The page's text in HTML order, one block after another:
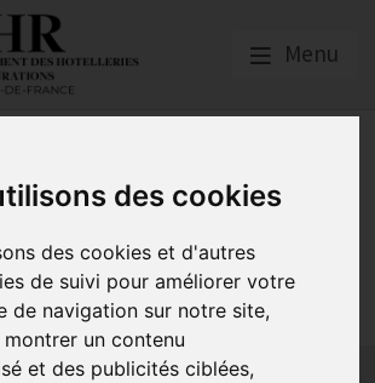
des cookies
des cookies et d'autres
de suivi pour améliorer votre
de navigation sur notre site,
un contenu
et des publicités ciblées,
Menu
ÎLE-DE-
nous ?
GHR National